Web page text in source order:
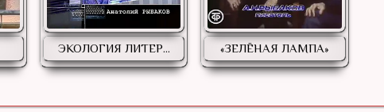
ЭКОЛОГИЯ ЛИТЕР... «ЗЕЛЁНАЯ ЛАМПА»